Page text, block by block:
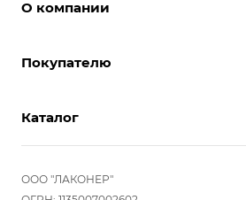
О компании
Условия работы
Отзывы
Покупателю
Вызвать дизайнера
Реализованные проекты
Комплектуем шкаф-купе
Каталог
Шкафы
Прихожие
ООО "ЛАКОНЕР"